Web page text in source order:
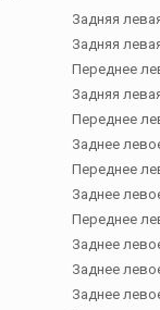
Задняя
Задняя
Переднее
Задняя
Переднее
Заднее
Переднее
Заднее
Переднее
Заднее
Заднее
Заднее